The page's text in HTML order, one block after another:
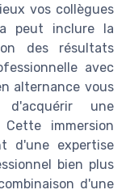
vos collègues
peut inclure la
des résultats
avec
alternance vous
d'acquérir une
immersion
d'une expertise
bien plus
d'une